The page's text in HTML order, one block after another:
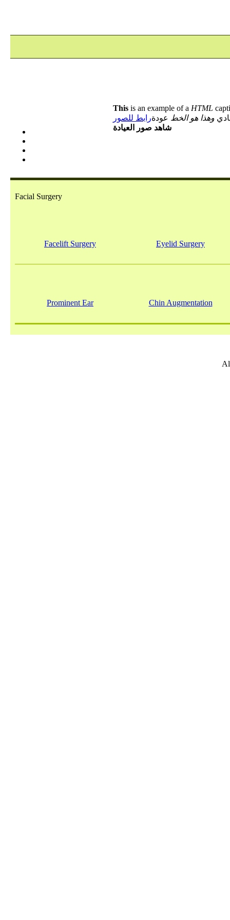
This is an example of a HTML
وهذا هو الخط عودةرابط للصور
شاهد صور العيادة
Facial Surgery
Facelift Surgery Eyelid Surgery
Prominent Ear Chin Augmentation